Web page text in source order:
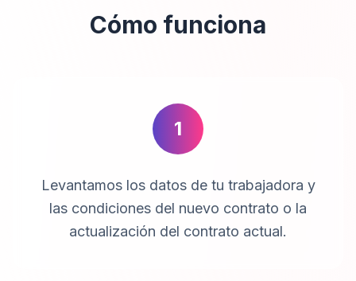
Cómo funciona
1
Levantamos los datos de tu trabajadora y
las condiciones del nuevo contrato o la
actualización del contrato actual.